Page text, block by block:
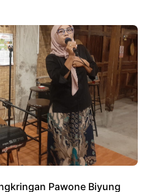
Pawone Biyung